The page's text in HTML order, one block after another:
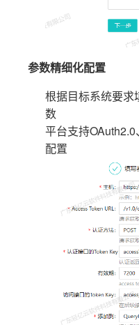
参数精细化配置
根据目标系统要求
数
平台支持
配置